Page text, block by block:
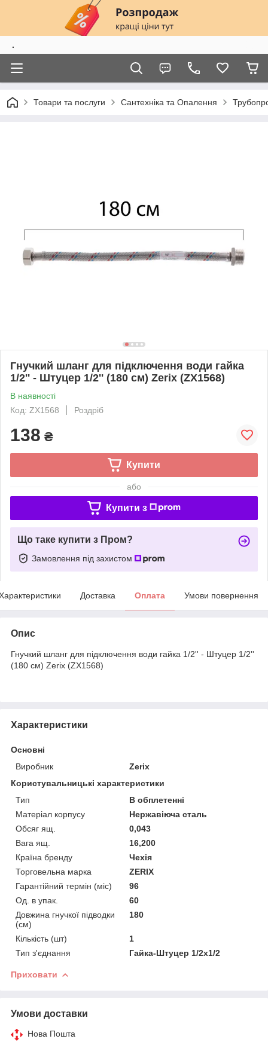
.
Товари та послуги Сантехніка та Опалення
Гнучкий шланг для підключення води гайка
1/2'' - Штуцер 1/2'' (180 см) Zerix (ZX1568)
В наявності
Код: ZX1568
Роздріб
138 ₴
Купити
або
Купити з
Що таке купити з Пром?
Замовлення під захистом
Доставка Оплата Умови повернення
Опис
Гнучкий шланг для підключення води гайка 1/2'' - Штуцер 1/2''
(180 см) Zerix (ZX1568)
Характеристики
Основні
Виробник
Zerix
Користувальницькі характеристики
Тип
В обплетенні
Матеріал корпусу
Нержавіюча сталь
Обсяг ящ.
0,043
Вага ящ.
16,200
Країна бренду
Чехія
Торговельна марка
ZERIX
Гарантійний термін (міс)
96
Од. в упак.
60
Довжина гнучкої підводки
(см)
180
Кількість (шт)
1
Тип з'єднання
Гайка-Штуцер 1/2x1/2
Приховати
Умови доставки
Нова Пошта